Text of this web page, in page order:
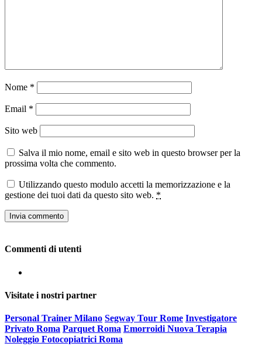
Nome *
Email *
Sito web
Salva il mio nome, email e sito web in questo browser per la
prossima volta che commento.
Utilizzando questo modulo accetti la memorizzazione e la
gestione dei tuoi dati da questo sito web. *
Commenti di utenti
Visitate i nostri partner
Personal Trainer Milano Segway Tour Rome Investigatore
Privato Roma Parquet Roma Emorroidi Nuova Terapia
Noleggio Fotocopiatrici Roma